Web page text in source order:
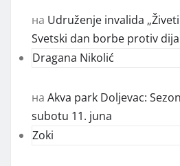
на Udruženje invalida
Svetski dan borbe protiv
Dragana Nikolić
на Akva park Doljevac:
subotu 11. juna
Zoki